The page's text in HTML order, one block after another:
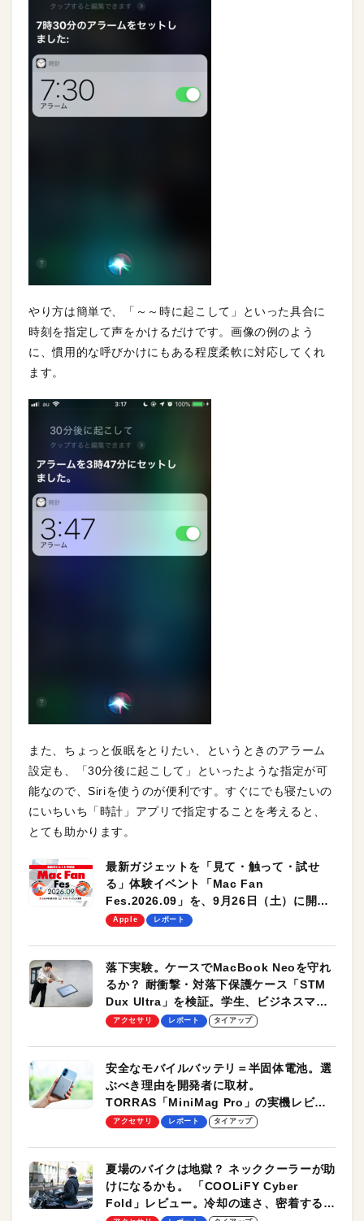
やり方は簡単で、「～～時に起こして」といった具合に
時刻を指定して声をかけるだけです。画像の例のよう
に、慣用的な呼びかけにもある程度柔軟に対応してくれ
ます。
また、ちょっと仮眠をとりたい、というときのアラーム
設定も、「30分後に起こして」といったような指定が可
能なので、Siriを使うのが便利です。すぐにでも寝たいの
にいちいち「時計」アプリで指定することを考えると、
とても助かります。
最新ガジェットを「見て・触って・試せ
る」体験イベント「Mac Fan
Fes.2026.09」を、9月26日（土）に開催
します！
Apple レポート
落下実験。ケースでMacBook Neoを守れ
るか？ 耐衝撃・対落下保護ケース「STM
Dux Ultra」を検証。学生、ビジネスマン
のモバイルユースに最適！
アクセサリ レポート タイアップ
安全なモバイルバッテリ＝半固体電池。選
ぶべき理由を開発者に取材。
TORRAS「MiniMag Pro」の実機レビュ
ーも
アクセサリ レポート タイアップ
夏場のバイクは地獄？ ネッククーラーが助
けになるかも。 「COOLiFY Cyber
Fold」レビュー。冷却の速さ、密着する冷